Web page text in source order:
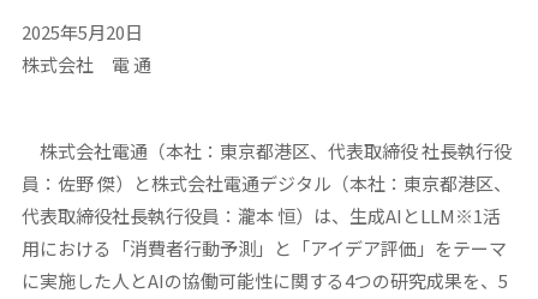
2025年5月20日
株式会社 電 通
株式会社電通（本社：東京都港区、代表取締役 社長執行役
員：佐野 傑）と株式会社電通デジタル（本社：東京都港区、
代表取締役社長執行役員：瀧本 恒）は、生成AIとLLM※1活
用における「消費者行動予測」と「アイデア評価」をテーマ
に実施した人とAIの協働可能性に関する4つの研究成果を、5